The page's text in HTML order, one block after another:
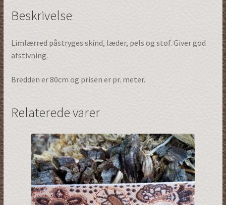
Beskrivelse
Limlærred påstryges skind, læder, pels og stof. Giver god
afstivning.
Bredden er 80cm og prisen er pr. meter.
Relaterede varer